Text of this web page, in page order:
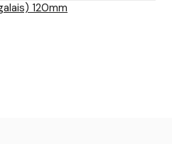
120mm